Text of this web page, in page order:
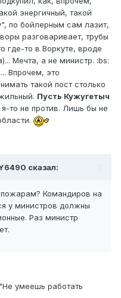
энергичный, такой
по бойлерным сам лазит,
разговаривает, трубы
где-то в Воркуте, вроде
Мечта, а не министр. :bs:
Впрочем, это
такой пост столько
Пусть Кужугетыч
я-то не против. Лишь бы не
сказал:
Командиров на
у министров должны
Раз министр
умеешь работать